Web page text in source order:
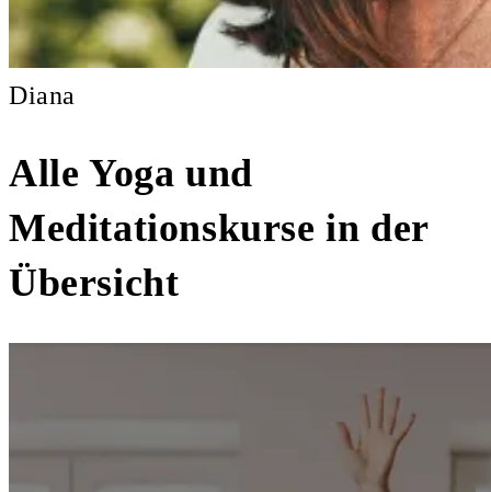
Diana
Alle Yoga und
Meditationskurse in der
Übersicht